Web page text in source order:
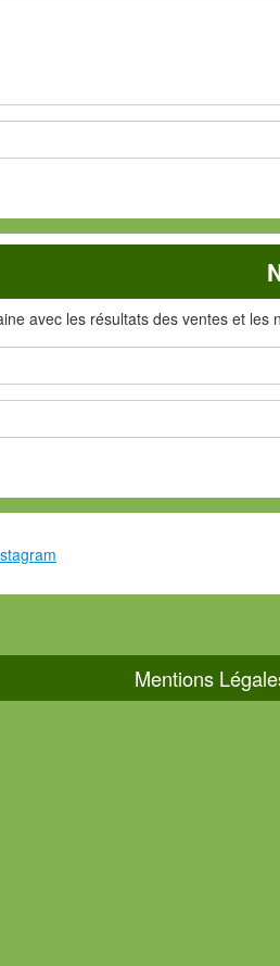
avec les résultats des ventes et
Mentions